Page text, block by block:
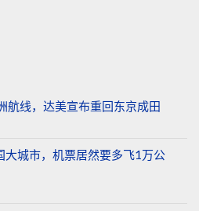
航线，达美宣布重回东京成田
城市，机票居然要多飞1万公